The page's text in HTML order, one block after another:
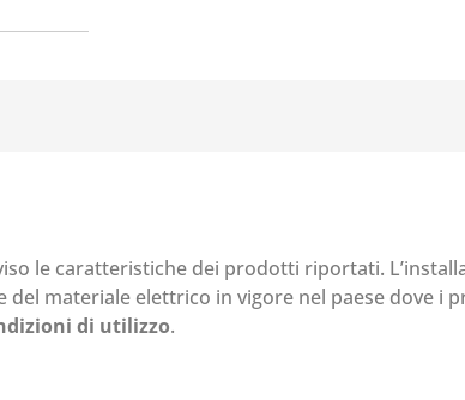
le caratteristiche dei prodotti riportati.
del materiale elettrico in vigore nel paese dove i
di utilizzo.